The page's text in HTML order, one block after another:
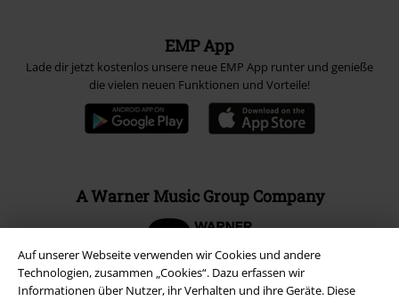
Auf unserer Webseite verwenden wir Cookies und andere
Technologien, zusammen „Cookies“. Dazu erfassen wir
Informationen über Nutzer, ihr Verhalten und ihre Geräte. Diese
EMP App
Lade dir jetzt kostenlos unsere neue EMP App runter und genieße
die vielen neuen Funktionen und Vorteile!
A Warner Music Group Company